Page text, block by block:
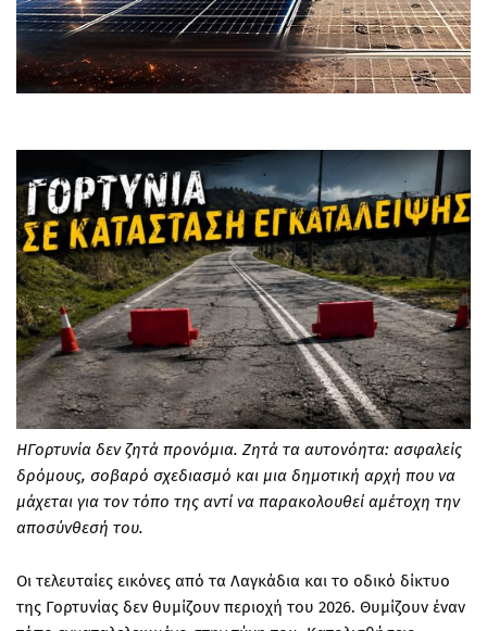
ΗΓορτυνία δεν ζητά προνόμια. Ζητά τα αυτονόητα: ασφαλείς
δρόμους, σοβαρό σχεδιασμό και μια δημοτική αρχή που να
μάχεται για τον τόπο της αντί να παρακολουθεί αμέτοχη την
αποσύνθεσή του.
Οι τελευταίες εικόνες από τα Λαγκάδια και το οδικό δίκτυο
της Γορτυνίας δεν θυμίζουν περιοχή του 2026. Θυμίζουν έναν